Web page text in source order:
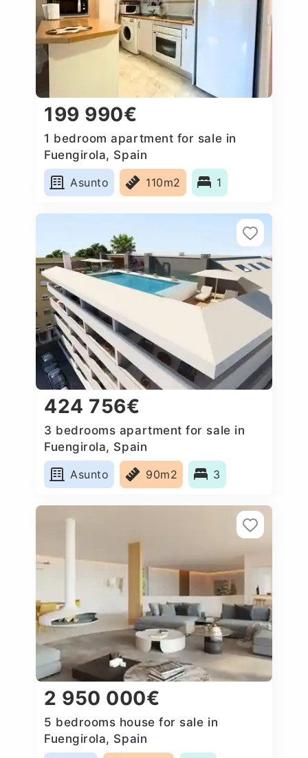
199 990€
1 bedroom apartment for sale in
Fuengirola, Spain
Asunto
110m2 1
424 756€
3 bedrooms apartment for sale in
Fuengirola, Spain
Asunto
90m2 3
2 950 000€
5 bedrooms house for sale in
Fuengirola, Spain